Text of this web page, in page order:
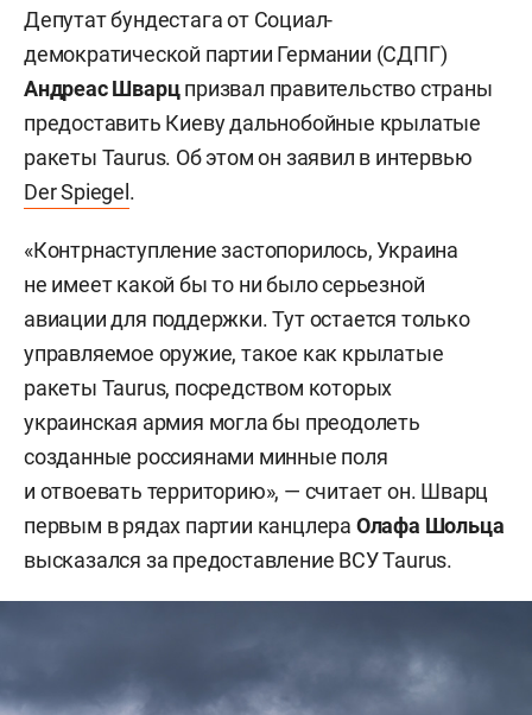
Депутат бундестага от Социал-
демократической партии Германии (СДПГ)
Андреас Шварцпризвал правительство страны
предоставить Киеву дальнобойные крылатые
ракеты Taurus. Об этом он заявил в интервью
Der Spiegel .
«Контрнаступление застопорилось, Украина
не имеет какой бы то ни было серьезной
авиации для поддержки. Тут остается только
управляемое оружие, такое как крылатые
ракеты Taurus, посредством которых
украинская армия могла бы преодолеть
созданные россиянами минные поля
и отвоевать территорию», — считает он. Шварц
первым в рядах партии канцлера Олафа Шольца
высказался за предоставление ВСУ Taurus.